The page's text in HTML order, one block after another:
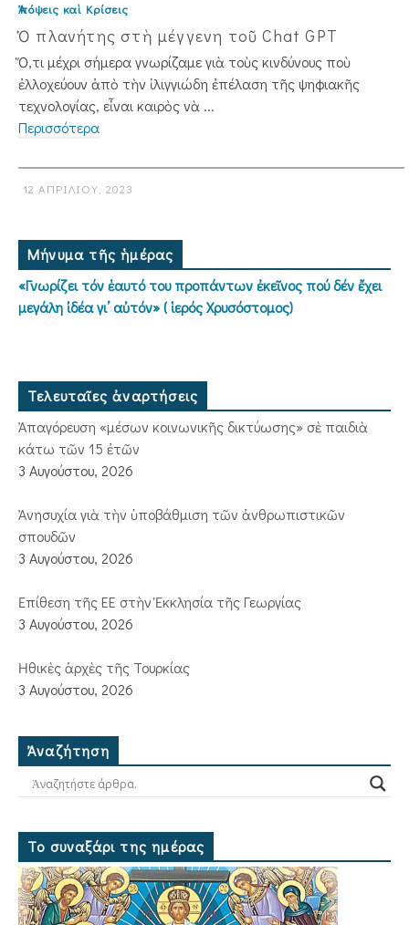
Ἀπόψεις καὶ Κρίσεις
Ὁ πλανήτης στὴ μέγγενη τοῦ Chat GPT
Ὅ,τι μέχρι σήμερα γνωρίζαμε γιὰ τοὺς κινδύνους ποὺ
ἐλλοχεύουν ἀπὸ τὴν ἰλιγγιώδη ἐπέλαση τῆς ψηφιακῆς
τεχνολογίας, εἶναι καιρὸς νὰ ...
Περισσότερα
12 ΑΠΡΙΛΊΟΥ, 2023
Μήνυμα τῆς ἡμέρας
«Γνωρίζει τόν ἑαυτό του προπάντων ἐκεῖνος πού δέν ἔχει
μεγάλη ἰδέα γι’ αὐτόν» ( ἱερός Χρυσόστομος)
Τελευταῖες ἀναρτήσεις
Ἀπαγόρευση «μέσων κοινωνικῆς δικτύωσης» σὲ παιδιὰ
κάτω τῶν 15 ἐτῶν
3 Αυγούστου, 2026
Ἀνησυχία γιὰ τὴν ὑποβάθμιση τῶν ἀνθρωπιστικῶν
σπουδῶν
3 Αυγούστου, 2026
Ἐπίθεση τῆς ΕΕ στὴν Ἐκκλησία τῆς Γεωργίας
3 Αυγούστου, 2026
Ἠθικὲς ἀρχὲς τῆς Τουρκίας
3 Αυγούστου, 2026
Ἀναζήτηση
Το συναξάρι της ημέρας